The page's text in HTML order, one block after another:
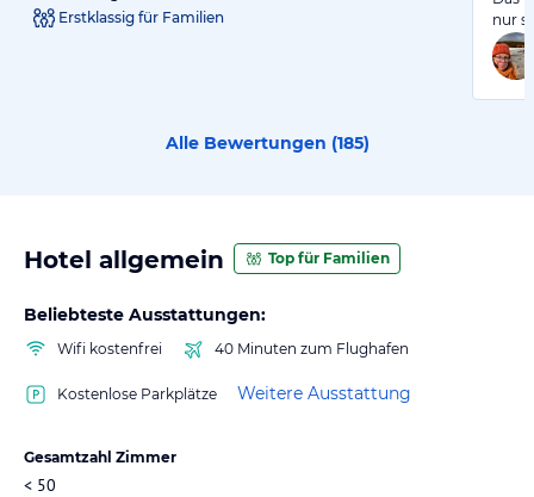
Erstklassig für Familien
nur
Alle Bewertungen (185)
Hotel allgemein Top für Familien
Beliebteste Ausstattungen:
Wifi kostenfrei 40 Minuten zum Flughafen
Kostenlose Parkplätze Weitere Ausstattung
Gesamtzahl Zimmer
< 50